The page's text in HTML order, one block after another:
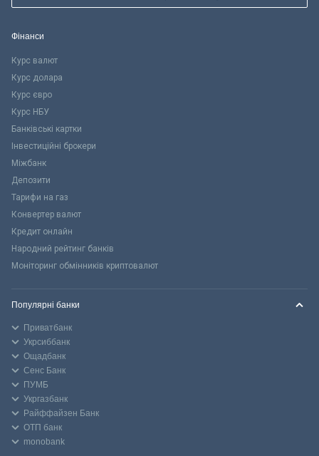
Фінанси
Курс валют
Курс долара
Курс євро
Курс НБУ
Банківські картки
Інвестиційні брокери
Міжбанк
Депозити
Тарифи на газ
Конвертер валют
Кредит онлайн
Народний рейтинг банків
Моніторинг обмінників криптовалют
Популярні банки
Приватбанк
Укрсиббанк
Ощадбанк
Сенс Банк
ПУМБ
Укргазбанк
Райффайзен Банк
ОТП банк
monobank